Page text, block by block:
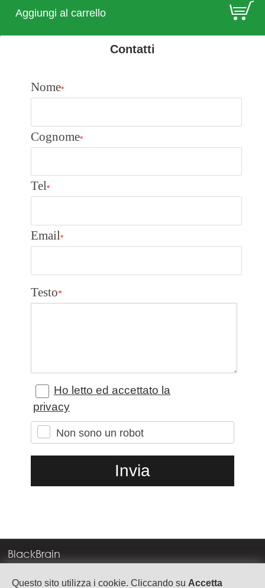
Questo sito utilizza i cookie. Cliccando su Accetta
Aggiungi al carrello E
Contatti
Nome*
Cognome*
Tel*
Email*
Testo*
Ho letto ed accettato la
privacy
Non sono un robot
BlackBrain
Corso Milano, 83